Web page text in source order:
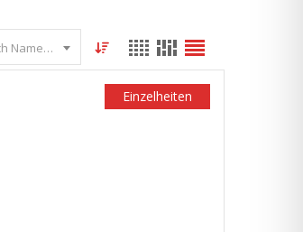
Nach Name sortieren
Einzelheiten